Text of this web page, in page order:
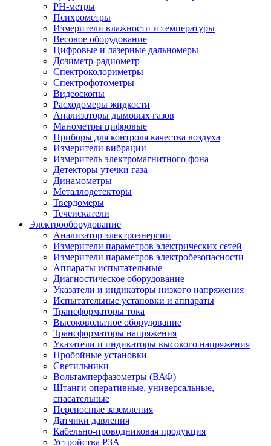
PH-метры
Психрометры
Измерители влажности и температуры
Весовое оборудование
Цифровые и лазерные дальномеры
Дозиметр-радиометр
Спектроколориметры
Спектрофотометры
Видеоскопы
Расходомеры жидкости
Анализаторы дымовых газов
Манометры цифровые
Приборы для контроля качества воздуха
Измерители вибрации
Измеритель электромагнитного фона
Детекторы утечки газа
Динамометры
Металлодетекторы
Твердомеры
Течеискатели
Электрооборудование
Анализатор электроэнергии
Измерители параметров электрических сетей
Измерители параметров электробезопасности
Аппараты испытательные
Диагностическое оборудование
Указатели и индикаторы низкого напряжения
Испытательные установки и аппараты
Трансформаторы тока
Высоковольтное оборудование
Трансформаторы напряжения
Указатели и индикаторы высокого напряжения
Пробойные установки
Светильники
Вольтамперфазометры (ВАФ)
Штанги оперативные, универсальные,
спасательные
Переносные заземления
Датчики давления
Кабельно-проводниковая продукция
Устройства РЗА